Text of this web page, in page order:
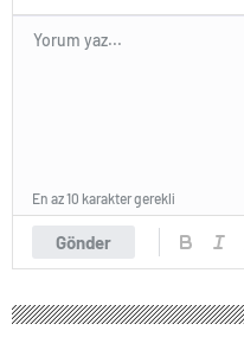
Gönder
En az 10 karakter gerekli